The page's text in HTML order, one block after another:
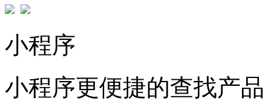
小程序
小程序更便捷的查找产品